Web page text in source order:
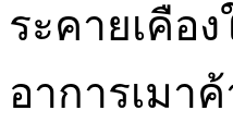
ระคายเคือ
อาการเมา